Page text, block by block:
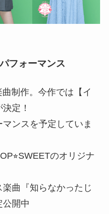
フォーマンス
制作。今作では【イ
定！
ンスを予定していま
のオリジナ
曲『知らなかったじ
公開中